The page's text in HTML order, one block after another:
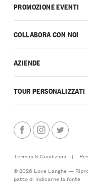
PROMOZIONE EVENTI
COLLABORA CON NOI
AZIENDE
TOUR PERSONALIZZATI
Termini & Condizioni |
© 2026 Love Langhe —
patto di indicarne la fonte